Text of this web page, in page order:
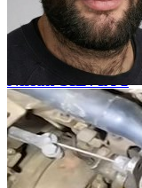
Nissan SERENA 1
Nissan SILVIA 1
Nissan SILVIA 2